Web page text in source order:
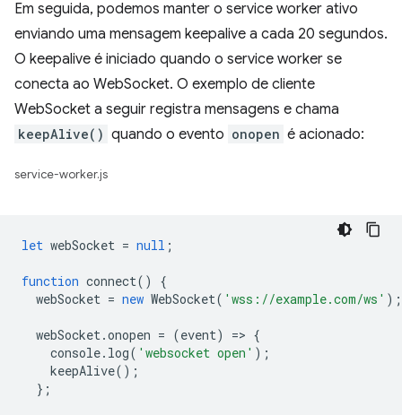
Em seguida, podemos manter o service worker ativo
enviando uma mensagem keepalive a cada 20 segundos.
O keepalive é iniciado quando o service worker se
conecta ao WebSocket. O exemplo de cliente
WebSocket a seguir registra mensagens e chama
keepAlive() quando o evento onopen é acionado:
service-worker.js
let webSocket = null ;
function connect()
{
webSocket = new WebSocket( 'wss://example.com/ws' );
webSocket.onopen = (event) => {
console. log( 'websocket open' );
keepAlive();
};